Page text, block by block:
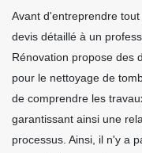
Avant d'entreprendre
devis détaillé à un
Rénovation propose des
pour le nettoyage de
de comprendre les
garantissant ainsi une
processus. Ainsi, il n'y a